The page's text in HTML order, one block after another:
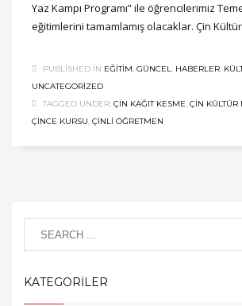
Yaz Kampı Programı” ile öğrencilerimiz
eğitimlerini tamamlamış olacaklar. Çin Kültür
PUBLISHED IN EĞITIM, GÜNCEL, HABERLER,
UNCATEGORIZED
TAGGED UNDER: ÇIN KAĞIT KESME, ÇIN KÜLTÜR
ÇINCE KURSU, ÇINLI ÖĞRETMEN
KATEGORİLER